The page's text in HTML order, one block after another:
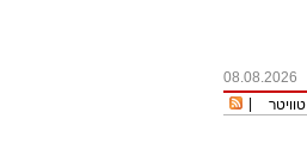
08.08.2026
טוויטר